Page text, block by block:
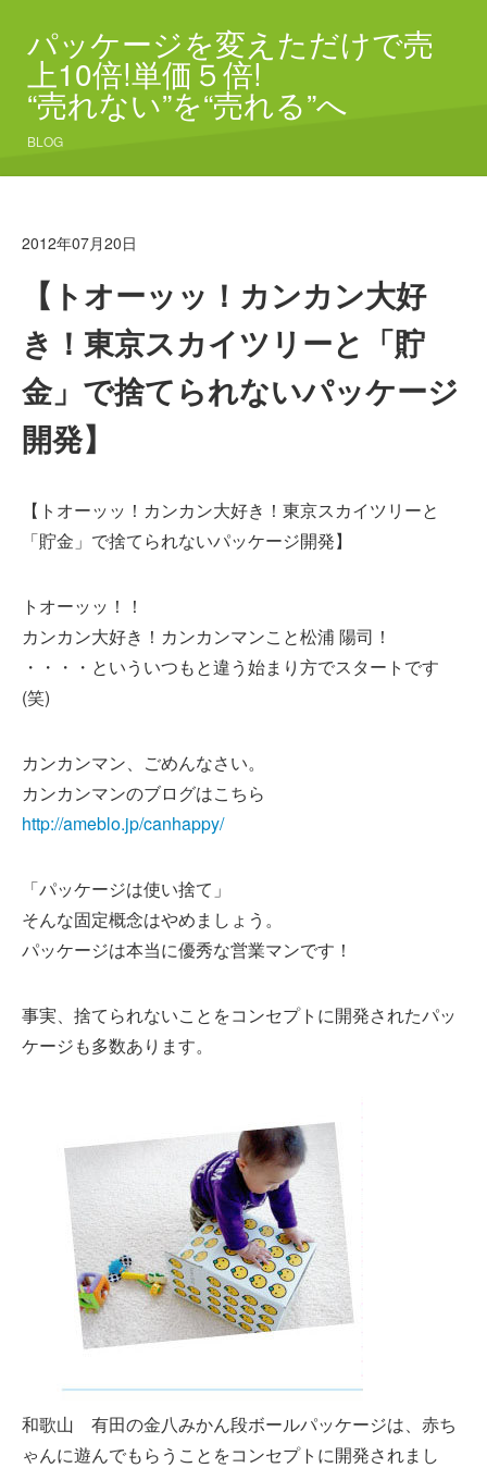
パッケージを変えただけで売
上10倍!単価５倍!
“売れない”を“売れる”へ
BLOG
2012年07月20日
【トオーッッ！カンカン大好
き！東京スカイツリーと「貯
金」で捨てられないパッケージ
開発】
【トオーッッ！カンカン大好き！東京スカイツリーと
「貯金」で捨てられないパッケージ開発】
トオーッッ！！
カンカン大好き！カンカンマンこと松浦 陽司！
・・・・といういつもと違う始まり方でスタートです
(笑)
カンカンマン、ごめんなさい。
カンカンマンのブログはこちら
http://ameblo.jp/canhappy/
「パッケージは使い捨て」
そんな固定概念はやめましょう。
パッケージは本当に優秀な営業マンです！
事実、捨てられないことをコンセプトに開発されたパッ
ケージも多数あります。
和歌山 有田の金八みかん段ボールパッケージは、赤ち
ゃんに遊んでもらうことをコンセプトに開発されまし